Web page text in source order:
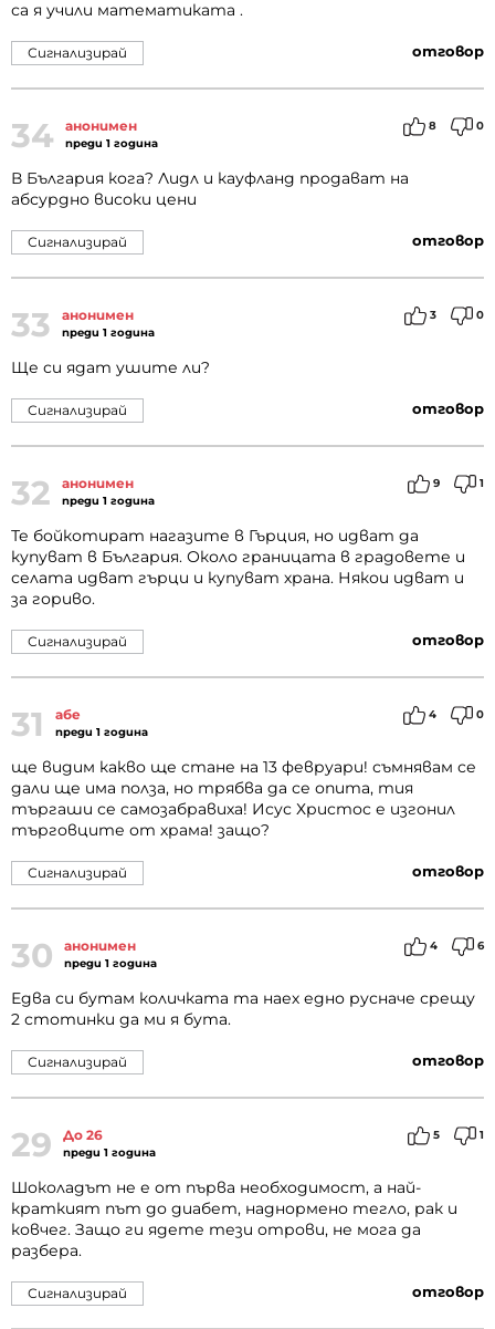
са я учили математиката .
отговор
Сигнализирай
34 анонимен
преди 1 година
8 0
В България кога? Лидл и кауфланд продават на
абсурдно високи цени
отговор
Сигнализирай
33 анонимен
преди 1 година
3 0
Ще си ядат ушите ли?
отговор
Сигнализирай
32 анонимен
преди 1 година
9 1
Те бойкотират нагазите в Гърция, но идват да
купуват в България. Около границата в градовете и
селата идват гърци и купуват храна. Някои идват и
за гориво.
отговор
Сигнализирай
31 абе
преди 1 година
4 0
ще видим какво ще стане на 13 февруари! съмнявам се
дали ще има полза, но трябва да се опита, тия
търгаши се самозабравиха! Исус Христос е изгонил
търговците от храма! защо?
отговор
Сигнализирай
30 анонимен
преди 1 година
4 6
Едва си бутам количката та наех едно русначе срещу
2 стотинки да ми я бута.
отговор
Сигнализирай
29 До 26
преди 1 година
5 1
Шоколадът не е от първа необходимост, а най-
краткият път до диабет, наднормено тегло, рак и
ковчег. Защо ги ядете тези отрови, не мога да
разбера.
отговор
Сигнализирай